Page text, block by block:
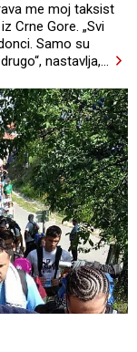
me moj taksist
Crne Gore. „Svi
Samo su
nastavlja,…